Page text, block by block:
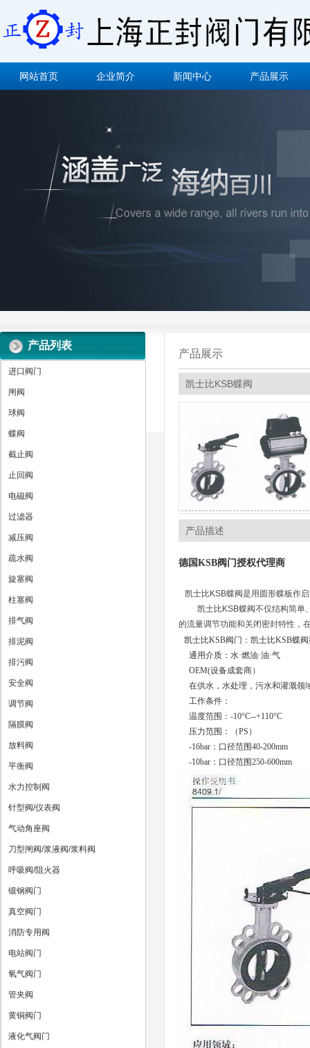
网站首页 企业简介 新闻中心 产品展示
产品列表
进口阀门
闸阀
球阀
蝶阀
截止阀
止回阀
电磁阀
过滤器
减压阀
疏水阀
旋塞阀
柱塞阀
排气阀
排泥阀
排污阀
安全阀
调节阀
隔膜阀
放料阀
平衡阀
水力控制阀
针型阀/仪表阀
气动角座阀
刀型闸阀/浆液阀/浆料阀
呼吸阀/阻火器
锻钢阀门
真空阀门
消防专用阀
电站阀门
氧气阀门
管夹阀
黄铜阀门
液化气阀门
产品展示
凯士比KSB蝶阀
产品描述
德国KSB阀门授权代理商
凯士比KSB蝶阀是用圆形蝶板作
凯士比KSB蝶阀不仅结构简单、
的流量调节功能和关闭密封特性，
凯士比KSB阀门： 凯士比KSB蝶
通用介质：水·燃油·油·气
OEM(设备成套商）
在供水，水处理，污水和灌溉领
工作条件：
温度范围：-10°C--+110°C
压力范围：（PS）
-16bar：口径范围40-200mm
-10bar：口径范围250-600mm